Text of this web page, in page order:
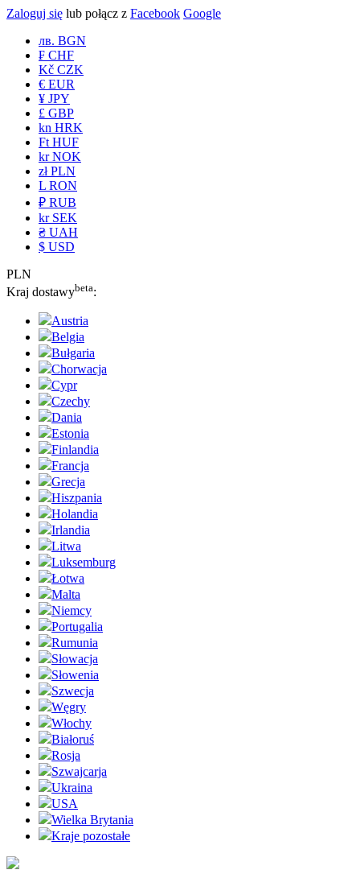
Zaloguj się lub połącz z Facebook Google
лв. BGN
₣ CHF
Kč CZK
€ EUR
¥ JPY
£ GBP
kn HRK
Ft HUF
kr NOK
zł PLN
L RON
₽ RUB
kr SEK
₴ UAH
$ USD
PLN
Kraj dostawybeta:
Austria
Belgia
Bułgaria
Chorwacja
Cypr
Czechy
Dania
Estonia
Finlandia
Francja
Grecja
Hiszpania
Holandia
Irlandia
Litwa
Luksemburg
Łotwa
Malta
Niemcy
Portugalia
Rumunia
Słowacja
Słowenia
Szwecja
Węgry
Włochy
Białoruś
Rosja
Szwajcarja
Ukraina
USA
Wielka Brytania
Kraje pozostałe